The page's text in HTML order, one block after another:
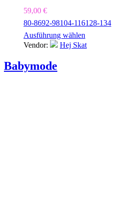
59,00 €
80-8692-98104-116128-134
Ausführung wählen
Vendor:
Hej Skat
Babymode